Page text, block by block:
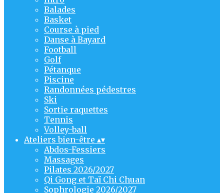
Balades
Basket
Course à pied
Danse à Bayard
Football
Golf
Pétanque
Piscine
Randonnées pédestres
Ski
Sortie raquettes
Tennis
Volley-ball
Ateliers bien-être ▴▾
Abdos-Fessiers
Massages
Pilates 2026/2027
Qi Gong et Taï Chi Chuan
Sophrologie 2026/2027